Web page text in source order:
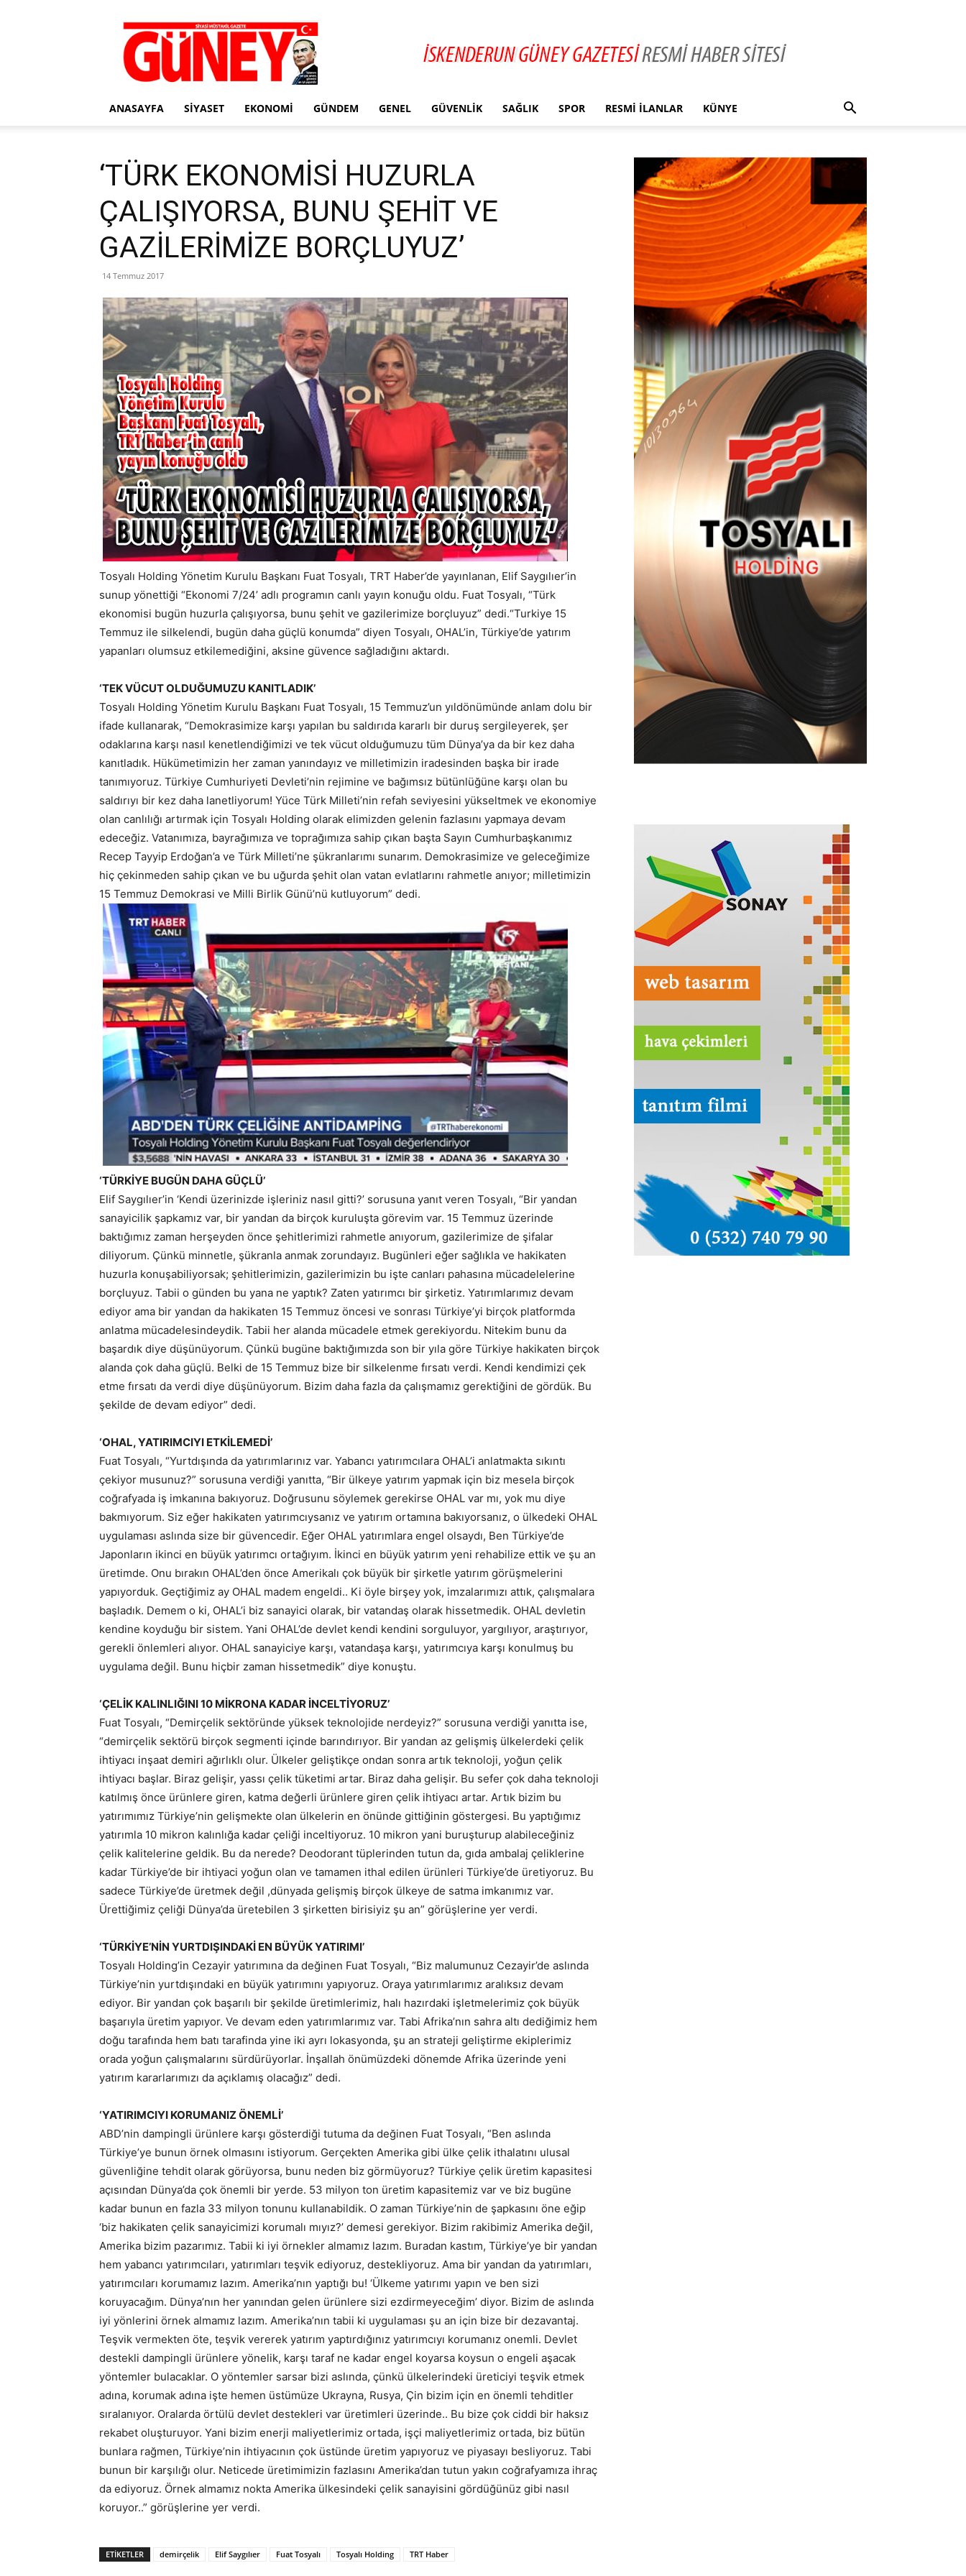
Gazete
Güney
ANASAYFA SIYASET EKONOMI GÜNDEM GENEL GÜVENLIK SAĞLIK SPOR RESMI İLANLAR KÜNYE
‘TÜRK EKONOMİSİ HUZURLA
ÇALIŞIYORSA, BUNU ŞEHİT VE
GAZİLERİMİZE BORÇLUYUZ’
14 Temmuz 2017
Tosyalı Holding Yönetim Kurulu Başkanı Fuat Tosyalı, TRT Haber’de yayınlanan, Elif Saygılıer’in
sunup yönettiği “Ekonomi 7/24’ adlı programın canlı yayın konuğu oldu. Fuat Tosyalı, “Türk
ekonomisi bugün huzurla çalışıyorsa, bunu şehit ve gazilerimize borçluyuz” dedi.“Turkiye 15
Temmuz ile silkelendi, bugün daha güçlü konumda” diyen Tosyalı, OHAL’in, Türkiye’de yatırım
yapanları olumsuz etkilemediğini, aksine güvence sağladığını aktardı.
‘TEK VÜCUT OLDUĞUMUZU KANITLADIK’
Tosyalı Holding Yönetim Kurulu Başkanı Fuat Tosyalı, 15 Temmuz’un yıldönümünde anlam dolu bir
ifade kullanarak, “Demokrasimize karşı yapılan bu saldırıda kararlı bir duruş sergileyerek, şer
odaklarına karşı nasıl kenetlendiğimizi ve tek vücut olduğumuzu tüm Dünya’ya da bir kez daha
kanıtladık. Hükümetimizin her zaman yanındayız ve milletimizin iradesinden başka bir irade
tanımıyoruz. Türkiye Cumhuriyeti Devleti’nin rejimine ve bağımsız bütünlüğüne karşı olan bu
saldırıyı bir kez daha lanetliyorum! Yüce Türk Milleti’nin refah seviyesini yükseltmek ve ekonomiye
olan canlılığı artırmak için Tosyalı Holding olarak elimizden gelenin fazlasını yapmaya devam
edeceğiz. Vatanımıza, bayrağımıza ve toprağımıza sahip çıkan başta Sayın Cumhurbaşkanımız
Recep Tayyip Erdoğan’a ve Türk Milleti’ne şükranlarımı sunarım. Demokrasimize ve geleceğimize
hiç çekinmeden sahip çıkan ve bu uğurda şehit olan vatan evlatlarını rahmetle anıyor; milletimizin
15 Temmuz Demokrasi ve Milli Birlik Günü’nü kutluyorum” dedi.
‘TÜRKİYE BUGÜN DAHA GÜÇLÜ’
Elif Saygılıer’in ‘Kendi üzerinizde işleriniz nasıl gitti?’ sorusuna yanıt veren Tosyalı, “Bir yandan
sanayicilik şapkamız var, bir yandan da birçok kuruluşta görevim var. 15 Temmuz üzerinde
baktığımız zaman herşeyden önce şehitlerimizi rahmetle anıyorum, gazilerimize de şifalar
diliyorum. Çünkü minnetle, şükranla anmak zorundayız. Bugünleri eğer sağlıkla ve hakikaten
huzurla konuşabiliyorsak; şehitlerimizin, gazilerimizin bu işte canları pahasına mücadelelerine
borçluyuz. Tabii o günden bu yana ne yaptık? Zaten yatırımcı bir şirketiz. Yatırımlarımız devam
ediyor ama bir yandan da hakikaten 15 Temmuz öncesi ve sonrası Türkiye’yi birçok platformda
anlatma mücadelesindeydik. Tabii her alanda mücadele etmek gerekiyordu. Nitekim bunu da
başardık diye düşünüyorum. Çünkü bugüne baktığımızda son bir yıla göre Türkiye hakikaten birçok
alanda çok daha güçlü. Belki de 15 Temmuz bize bir silkelenme fırsatı verdi. Kendi kendimizi çek
etme fırsatı da verdi diye düşünüyorum. Bizim daha fazla da çalışmamız gerektiğini de gördük. Bu
şekilde de devam ediyor” dedi.
‘OHAL, YATIRIMCIYI ETKİLEMEDİ’
Fuat Tosyalı, “Yurtdışında da yatırımlarınız var. Yabancı yatırımcılara OHAL’i anlatmakta sıkıntı
çekiyor musunuz?” sorusuna verdiği yanıtta, “Bir ülkeye yatırım yapmak için biz mesela birçok
coğrafyada iş imkanına bakıyoruz. Doğrusunu söylemek gerekirse OHAL var mı, yok mu diye
bakmıyorum. Siz eğer hakikaten yatırımcıysanız ve yatırım ortamına bakıyorsanız, o ülkedeki OHAL
uygulaması aslında size bir güvencedir. Eğer OHAL yatırımlara engel olsaydı, Ben Türkiye’de
Japonların ikinci en büyük yatırımcı ortağıyım. İkinci en büyük yatırım yeni rehabilize ettik ve şu an
üretimde. Onu bırakın OHAL’den önce Amerikalı çok büyük bir şirketle yatırım görüşmelerini
yapıyorduk. Geçtiğimiz ay OHAL madem engeldi.. Ki öyle birşey yok, imzalarımızı attık, çalışmalara
başladık. Demem o ki, OHAL’i biz sanayici olarak, bir vatandaş olarak hissetmedik. OHAL devletin
kendine koyduğu bir sistem. Yani OHAL’de devlet kendi kendini sorguluyor, yargılıyor, araştırıyor,
gerekli önlemleri alıyor. OHAL sanayiciye karşı, vatandaşa karşı, yatırımcıya karşı konulmuş bu
uygulama değil. Bunu hiçbir zaman hissetmedik” diye konuştu.
‘ÇELİK KALINLIĞINI 10 MİKRONA KADAR İNCELTİYORUZ’
Fuat Tosyalı, “Demirçelik sektöründe yüksek teknolojide nerdeyiz?” sorusuna verdiği yanıtta ise,
“demirçelik sektörü birçok segmenti içinde barındırıyor. Bir yandan az gelişmiş ülkelerdeki çelik
ihtiyacı inşaat demiri ağırlıklı olur. Ülkeler geliştikçe ondan sonra artık teknoloji, yoğun çelik
ihtiyacı başlar. Biraz gelişir, yassı çelik tüketimi artar. Biraz daha gelişir. Bu sefer çok daha teknoloji
katılmış önce ürünlere giren, katma değerli ürünlere giren çelik ihtiyacı artar. Artık bizim bu
yatırımımız Türkiye’nin gelişmekte olan ülkelerin en önünde gittiğinin göstergesi. Bu yaptığımız
yatırımla 10 mikron kalınlığa kadar çeliği inceltiyoruz. 10 mikron yani buruşturup alabileceğiniz
çelik kalitelerine geldik. Bu da nerede? Deodorant tüplerinden tutun da, gıda ambalaj çeliklerine
kadar Türkiye’de bir ihtiyaci yoğun olan ve tamamen ithal edilen ürünleri Türkiye’de üretiyoruz. Bu
sadece Türkiye’de üretmek değil ,dünyada gelişmiş birçok ülkeye de satma imkanımız var.
Ürettiğimiz çeliği Dünya’da üretebilen 3 şirketten birisiyiz şu an” görüşlerine yer verdi.
‘TÜRKİYE’NİN YURTDIŞINDAKİ EN BÜYÜK YATIRIMI’
Tosyalı Holding’in Cezayir yatırımına da değinen Fuat Tosyalı, “Biz malumunuz Cezayir’de aslında
Türkiye’nin yurtdışındaki en büyük yatırımını yapıyoruz. Oraya yatırımlarımız aralıksız devam
ediyor. Bir yandan çok başarılı bir şekilde üretimlerimiz, halı hazırdaki işletmelerimiz çok büyük
başarıyla üretim yapıyor. Ve devam eden yatırımlarımız var. Tabi Afrika’nın sahra altı dediğimiz hem
doğu tarafında hem batı tarafinda yine iki ayrı lokasyonda, şu an strateji geliştirme ekiplerimiz
orada yoğun çalışmalarını sürdürüyorlar. İnşallah önümüzdeki dönemde Afrika üzerinde yeni
yatırım kararlarımızı da açıklamış olacağız” dedi.
‘YATIRIMCIYI KORUMANIZ ÖNEMLİ’
ABD’nin dampingli ürünlere karşı gösterdiği tutuma da değinen Fuat Tosyalı, “Ben aslında
Türkiye’ye bunun örnek olmasını istiyorum. Gerçekten Amerika gibi ülke çelik ithalatını ulusal
güvenliğine tehdit olarak görüyorsa, bunu neden biz görmüyoruz? Türkiye çelik üretim kapasitesi
açısından Dünya’da çok önemli bir yerde. 53 milyon ton üretim kapasitemiz var ve biz bugüne
kadar bunun en fazla 33 milyon tonunu kullanabildik. O zaman Türkiye’nin de şapkasını öne eğip
‘biz hakikaten çelik sanayicimizi korumalı mıyız?’ demesi gerekiyor. Bizim rakibimiz Amerika değil,
Amerika bizim pazarımız. Tabii ki iyi örnekler almamız lazım. Buradan kastım, Türkiye’ye bir yandan
hem yabancı yatırımcıları, yatırımları teşvik ediyoruz, destekliyoruz. Ama bir yandan da yatırımları,
yatırımcıları korumamız lazım. Amerika’nın yaptığı bu! ‘Ülkeme yatırımı yapın ve ben sizi
koruyacağım. Dünya’nın her yanından gelen ürünlere sizi ezdirmeyeceğim’ diyor. Bizim de aslında
iyi yönlerini örnek almamız lazım. Amerika’nın tabii ki uygulaması şu an için bize bir dezavantaj.
Teşvik vermekten öte, teşvik vererek yatırım yaptırdığınız yatırımcıyı korumanız onemli. Devlet
destekli dampingli ürünlere yönelik, karşı taraf ne kadar engel koyarsa koysun o engeli aşacak
yöntemler bulacaklar. O yöntemler sarsar bizi aslında, çünkü ülkelerindeki üreticiyi teşvik etmek
adına, korumak adına işte hemen üstümüze Ukrayna, Rusya, Çin bizim için en önemli tehditler
sıralanıyor. Oralarda örtülü devlet destekleri var üretimleri üzerinde.. Bu bize çok ciddi bir haksız
rekabet oluşturuyor. Yani bizim enerji maliyetlerimiz ortada, işçi maliyetlerimiz ortada, biz bütün
bunlara rağmen, Türkiye’nin ihtiyacının çok üstünde üretim yapıyoruz ve piyasayı besliyoruz. Tabi
bunun bir karşılığı olur. Neticede üretimimizin fazlasını Amerika’dan tutun yakın coğrafyamıza ihraç
da ediyoruz. Örnek almamız nokta Amerika ülkesindeki çelik sanayisini gördüğünüz gibi nasıl
koruyor..” görüşlerine yer verdi.
ETIKETLER demirçelik Elif Saygılıer Fuat Tosyalı Tosyalı Holding TRT Haber